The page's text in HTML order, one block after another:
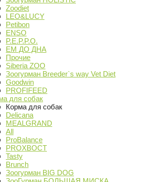
Zoodiet
LEO&LUCY
Petibon
ENSO
P.E.P.P.O.
ЕМ ДО ДНА
Прочие
Siberia ZOO
Зоогурман Breeder`s way Vet Diet
Goodwin
PROFIFEED
для собак
Корма для собак
Delicana
MEALGRAND
All
ProBalance
PROХВОСТ
Tasty
Brunch
Зоогурман BIG DOG